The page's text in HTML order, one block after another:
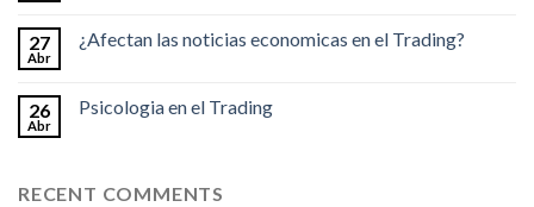
27
Abr
¿Afectan las noticias economicas en el Trading?
26
Abr
Psicologia en el Trading
RECENT COMMENTS